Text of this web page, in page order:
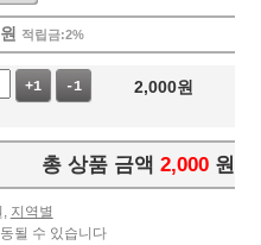
원 적립금:2%
+1 -1 2,000원
총 상품 금액 2,000 원
지역별
될 수 있습니다